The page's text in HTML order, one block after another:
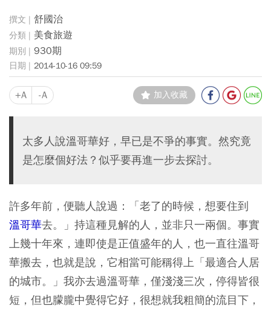
舒國治
美食旅遊
930期
2014-10-16 09:59
+A -A 加入收藏
太多人說溫哥華好，早已是不爭的事實。然究竟
是怎麼個好法？似乎要再進一步去探討。
許多年前，便聽人說過：「老了的時候，想要住到
溫哥華去。」持這種見解的人，並非只一兩個。事實
上幾十年來，連即使是正值盛年的人，也一直往溫哥
華搬去，也就是說，它相當可能稱得上「最適合人居
的城市。」我亦去過溫哥華，僅淺淺三次，停得皆很
短，但也朦朧中覺得它好，很想就我粗簡的流目下，